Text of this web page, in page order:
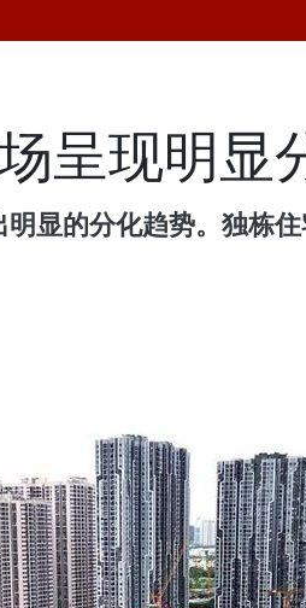
呈现明显
显的分化趋势。独栋